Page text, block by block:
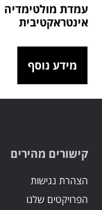
עמדת מולטימדיה
אינטראקטיבית
מידע נוסף
קישורים מהירים
הצהרת נגישות
הפרויקטים שלנו